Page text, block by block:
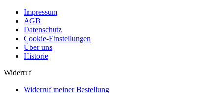
Impressum
AGB
Datenschutz
Cookie-Einstellungen
Über uns
Historie
Widerruf
Widerruf meiner Bestellung